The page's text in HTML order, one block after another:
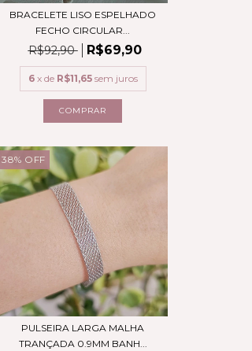
BRACELETE LISO ESPELHADO
FECHO CIRCULAR...
R$92,90 R$69,90
6 x de R$11,65 sem juros
38% OFF
PULSEIRA LARGA MALHA
TRANÇADA 0.9MM BANH...